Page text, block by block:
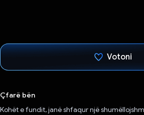
Votoni
Çfarë bën
Kohët e fundit, janë shfaqur një